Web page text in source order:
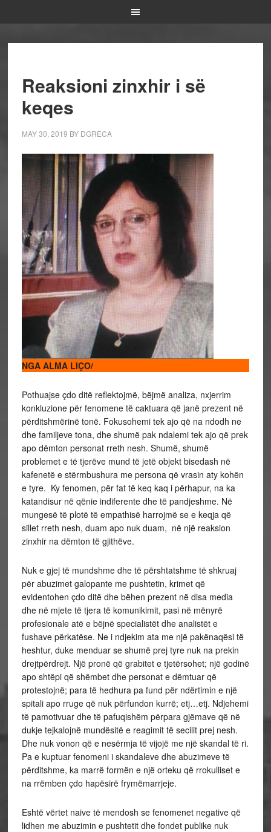
Reaksioni zinxhir i së
keqes
MAY 30, 2019 BY DGRECA
NGA ALMA LIÇO/
Pothuajse çdo ditë reflektojmë, bëjmë analiza, nxjerrim
konkluzione për fenomene të caktuara që janë prezent në
përditshmërinë tonë. Fokusohemi tek ajo që na ndodh ne
dhe familjeve tona, dhe shumë pak ndalemi tek ajo që prek
apo dëmton personat rreth nesh. Shumë, shumë
problemet e të tjerëve mund të jetë objekt bisedash në
kafenetë e stërmbushura me persona që vrasin aty kohën
e tyre. Ky fenomen, për fat të keq kaq i përhapur, na ka
katandisur në qënie indiferente dhe të pandjeshme. Në
mungesë të plotë të empathisë harrojmë se e keqja që
sillet rreth nesh, duam apo nuk duam, në një reaksion
zinxhir na dëmton të gjithëve.
Nuk e gjej të mundshme dhe të përshtatshme të shkruaj
për abuzimet galopante me pushtetin, krimet që
evidentohen çdo ditë dhe bëhen prezent në disa media
dhe në mjete të tjera të komunikimit, pasi në mënyrë
profesionale atë e bëjnë specialistët dhe analistët e
fushave përkatëse. Ne i ndjekim ata me një pakënaqësi të
heshtur, duke menduar se shumë prej tyre nuk na prekin
drejtpërdrejt. Një pronë që grabitet e tjetërsohet; një godinë
apo shtëpi që shëmbet dhe personat e dëmtuar që
protestojnë; para të hedhura pa fund për ndërtimin e një
spitali apo rruge që nuk përfundon kurrë; etj…etj. Ndjehemi
të pamotivuar dhe të pafuqishëm përpara gjëmave që në
dukje tejkalojnë mundësitë e reagimit të secilit prej nesh.
Dhe nuk vonon që e nesërmja të vijojë me një skandal të ri.
Pa e kuptuar fenomeni i skandaleve dhe abuzimeve të
përditshme, ka marrë formën e një orteku që rrokulliset e
na rrëmben çdo hapësirë frymëmarrjeje.
Eshtë vërtet naive të mendosh se fenomenet negative që
lidhen me abuzimin e pushtetit dhe fondet publike nuk